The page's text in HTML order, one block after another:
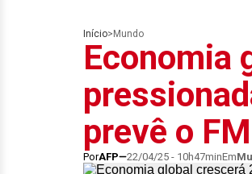
Início> Mundo
Economia
prevê o
PorAFP 22/04/25 - 10h47minEm